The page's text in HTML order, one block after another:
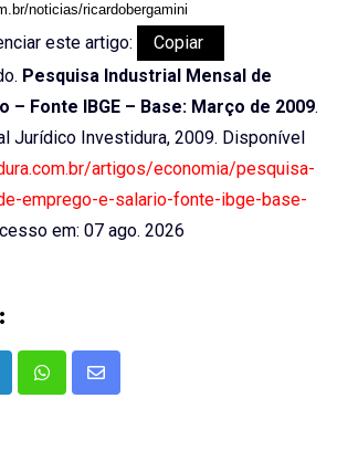
noticias/ricardobergamini
este artigo:
Copiar
Pesquisa Industrial Mensal de
– Fonte IBGE – Base: Março de 2009.
Jurídico Investidura, 2009. Disponível
artigos/economia/pesquisa-
emprego-e-salario-fonte-ibge-base-
em: 07 ago. 2026
WhatsappShare